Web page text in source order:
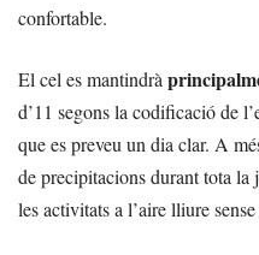
confortable.
El cel es mantindrà
d’11 segons la codificació de
que es preveu un dia clar. A
de precipitacions durant tota
les activitats a l’aire lliure